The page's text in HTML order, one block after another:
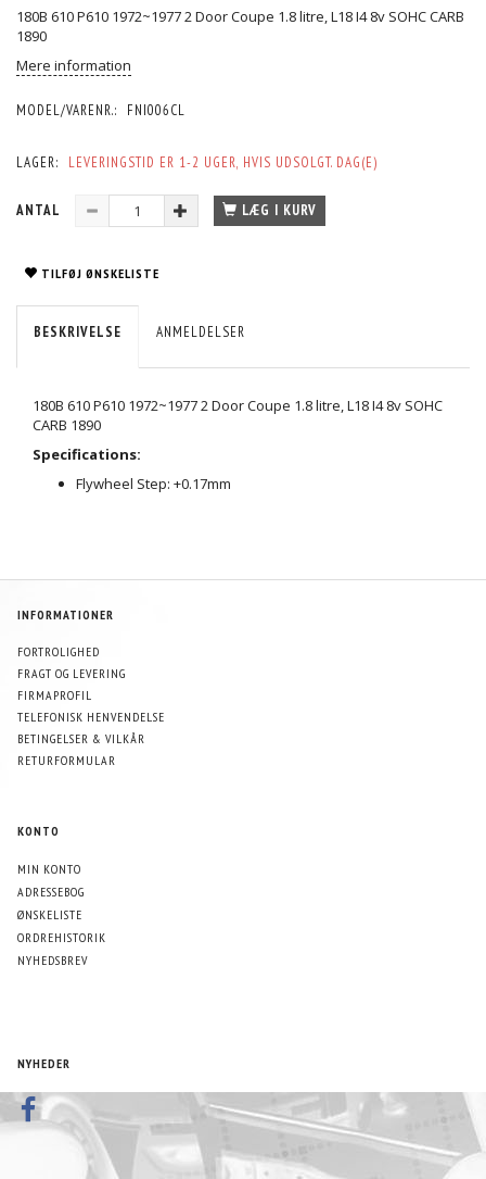
180B 610 P610 1972~1977 2 Door Coupe 1.8 litre, L18 I4 8v SOHC CARB
1890
Mere information
MODEL/VARENR.: FNI006CL
LAGER: LEVERINGSTID ER 1-2 UGER, HVIS UDSOLGT. DAG(E)
ANTAL LÆG I KURV
TILFØJ ØNSKELISTE
BESKRIVELSE ANMELDELSER
180B 610 P610 1972~1977 2 Door Coupe 1.8 litre, L18 I4 8v SOHC
CARB 1890
Specifications:
Flywheel Step: +0.17mm
INFORMATIONER
FORTROLIGHED
FRAGT OG LEVERING
FIRMAPROFIL
TELEFONISK HENVENDELSE
BETINGELSER & VILKÅR
RETURFORMULAR
KONTO
MIN KONTO
ADRESSEBOG
ØNSKELISTE
ORDREHISTORIK
NYHEDSBREV
NYHEDER